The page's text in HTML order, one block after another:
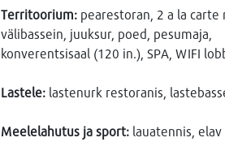
Territoorium:pearestoran, 2 a la carte
välibassein, juuksur, poed, pesumaja,
konverentsisaal (120 in.), SPA, WIFI
Lastele:lastenurk restoranis,
Meelelahutus ja sport:lauatennis, elav